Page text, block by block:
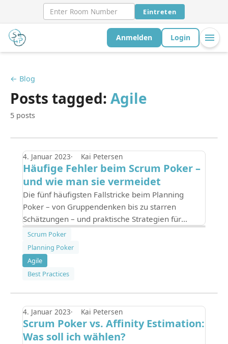
Eintreten
Anmelden Login
← Blog
Posts tagged: Agile
5 posts
4. Januar 2023 Kai Petersen
Häufige Fehler beim Scrum Poker –
und wie man sie vermeidet
Die fünf häufigsten Fallstricke beim Planning
Poker – von Gruppendenken bis zu starren
Schätzungen – und praktische Strategien für
effektivere Schätzsessions.
Scrum Poker
Planning Poker
Agile
Best Practices
4. Januar 2023 Kai Petersen
Scrum Poker vs. Affinity Estimation:
Was soll ich wählen?